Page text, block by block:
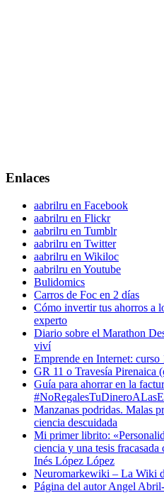
Enlaces
aabrilru en Facebook
aabrilru en Flickr
aabrilru en Tumblr
aabrilru en Twitter
aabrilru en Wikiloc
aabrilru en Youtube
Bulidomics
Carros de Foc en 2 días
Cómo invertir tus ahorros a
experto
Diario sobre el Marathon
viví
Emprende en Internet: curso
GR 11 o Travesía Pirenaica
Guía para ahorrar en la
Manzanas podridas. Malas
ciencia descuidada
Mi primer librito:
ciencia y una tesis
Inés López López
Neuromarkewiki – La Wiki
Página del autor Angel